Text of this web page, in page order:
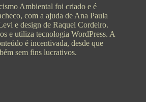
Ambiental foi criado e é
com a ajuda de Ana Paula
e design de Raquel Cordeiro.
e utiliza tecnologia WordPress. A
é incentivada, desde que
sem fins lucrativos.